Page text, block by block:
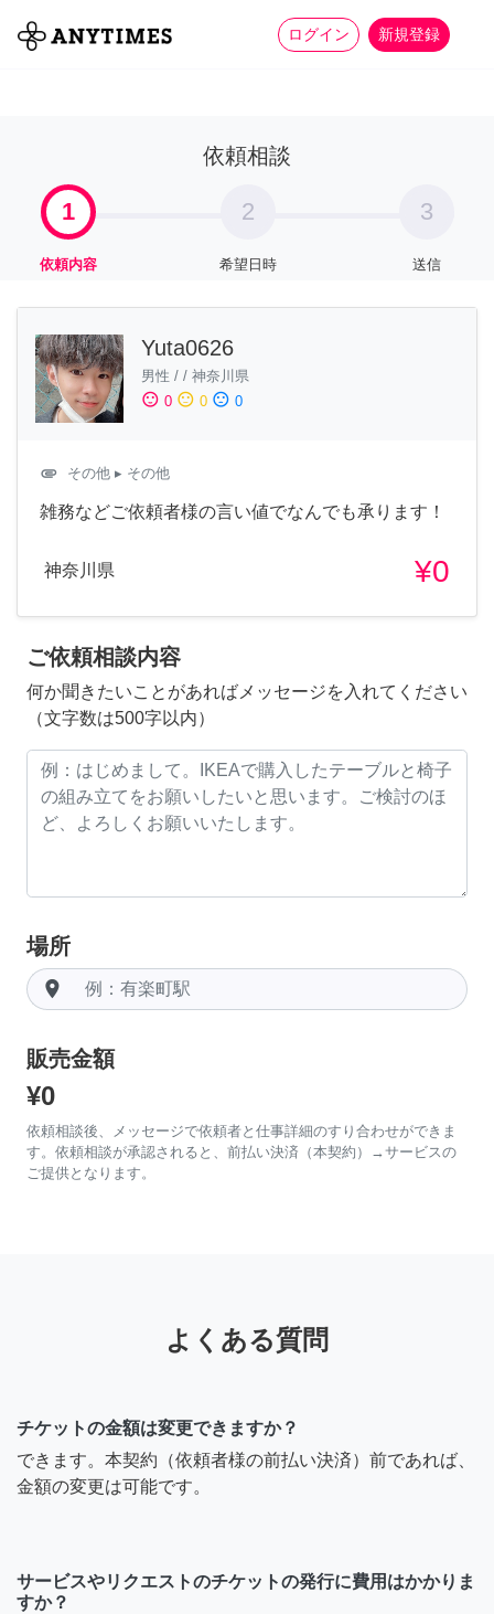
ログイン 新規登録
全て 家事 more_horiz
依頼相談
1
依頼内容
2
希望日時
3
送信
Yuta0626
男性 / / 神奈川県
sentiment_satisfied 0 sentiment_neutral 0 sentiment_dissatisfied 0
attachment その他 ▸ その他
雑務などご依頼者様の言い値でなんでも承ります！
神奈川県 ¥0
ご依頼相談内容
何か聞きたいことがあればメッセージを入れてください
（文字数は500字以内）
場所
room
販売金額
¥0
依頼相談後、メッセージで依頼者と仕事詳細のすり合わせができま
す。依頼相談が承認されると、前払い決済（本契約）→サービスの
ご提供となります。
よくある質問
チケットの金額は変更できますか？
できます。本契約（依頼者様の前払い決済）前であれば、
金額の変更は可能です。
サービスやリクエストのチケットの発行に費用はかかりま
すか？